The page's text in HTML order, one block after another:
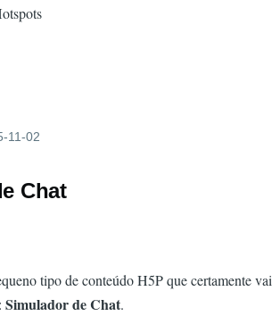
11-02
Chat
tipo de conteúdo H5P que certamente vai
Simulador de Chat.